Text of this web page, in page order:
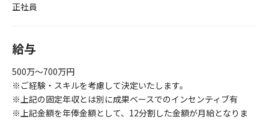
正社員
給与
500万～700万円
※ご経験・スキルを考慮して決定いたします。
※上記の固定年収とは別に成果ベースでのインセンティブ有
※上記金額を年俸金額として、12分割した金額が月給となりま